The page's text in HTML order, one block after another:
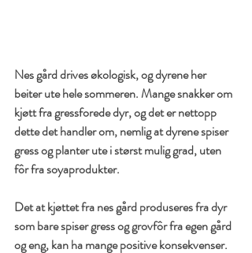
Nes gård drives økologisk, og dyrene her
beiter ute hele sommeren. Mange snakker om
kjøtt fra gressforede dyr, og det er nettopp
dette det handler om, nemlig at dyrene spiser
gress og planter ute i størst mulig grad, uten
fôr fra soyaprodukter.
Det at kjøttet fra nes gård produseres fra dyr
som bare spiser gress og grovfôr fra egen gård
og eng, kan ha mange positive konsekvenser.